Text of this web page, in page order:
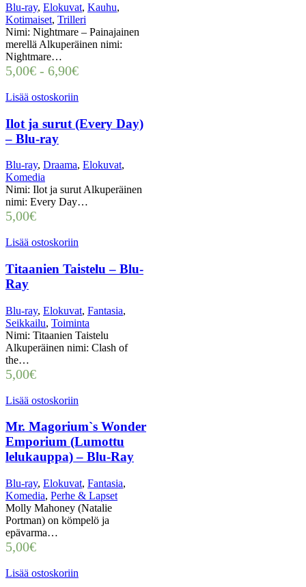
Blu-ray, Elokuvat, Kauhu,
Kotimaiset, Trilleri
Nimi: Nightmare – Painajainen
merellä Alkuperäinen nimi:
Nightmare…
5,00€ - 6,90€
Lisää ostoskoriin
Ilot ja surut (Every Day)
– Blu-ray
Blu-ray, Draama, Elokuvat,
Komedia
Nimi: Ilot ja surut Alkuperäinen
nimi: Every Day…
5,00€
Lisää ostoskoriin
Titaanien Taistelu – Blu-
Ray
Blu-ray, Elokuvat, Fantasia,
Seikkailu, Toiminta
Nimi: Titaanien Taistelu
Alkuperäinen nimi: Clash of
the…
5,00€
Lisää ostoskoriin
Mr. Magorium`s Wonder
Emporium (Lumottu
lelukauppa) – Blu-Ray
Blu-ray, Elokuvat, Fantasia,
Komedia, Perhe & Lapset
Molly Mahoney (Natalie
Portman) on kömpelö ja
epävarma…
5,00€
Lisää ostoskoriin